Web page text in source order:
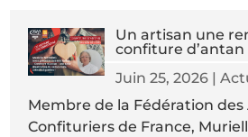
Un artisan une
confiture d’antan
Juin 25, 2026|
Membre de la Fédération des
Confituriers de France,